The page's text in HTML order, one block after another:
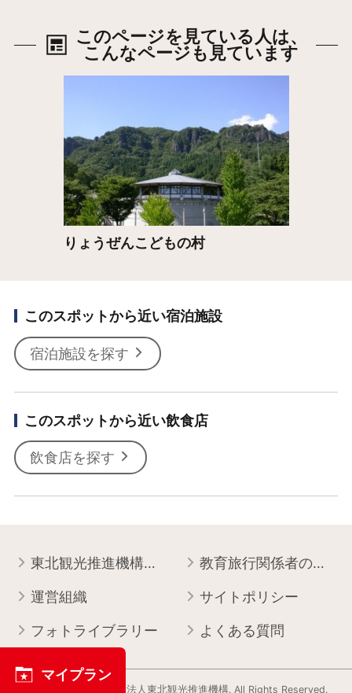
このページを見ている人は、
こんなページも見ています
りょうぜんこどもの村
このスポットから近い宿泊施設
宿泊施設を探す
このスポットから近い飲食店
飲食店を探す
東北観光推進機構について 教育旅行関係者の皆様へ
運営組織 サイトポリシー
フォトライブラリー よくある質問
Copyright © 一般社団法人東北観光推進機構. All Rights Reserved.
マイプラン